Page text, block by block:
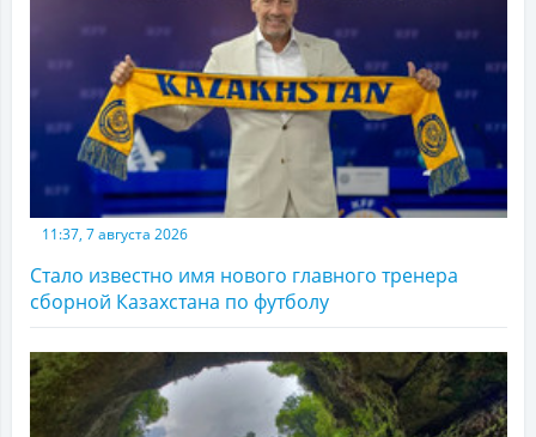
11:37, 7 августа 2026
Стало известно имя нового главного тренера
сборной Казахстана по футболу